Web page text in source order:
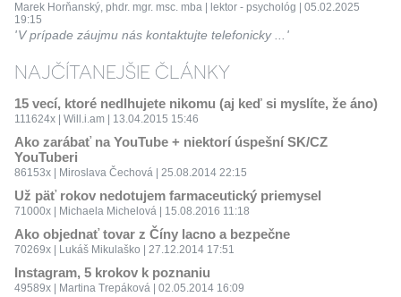
Marek Horňanský, phdr. mgr. msc. mba | lektor - psychológ | 05.02.2025
19:15
V prípade záujmu nás kontaktujte telefonicky ...
NAJČÍTANEJŠIE ČLÁNKY
15 vecí, ktoré nedlhujete nikomu (aj keď si myslíte, že áno)
111624x | Will.i.am | 13.04.2015 15:46
Ako zarábať na YouTube + niektorí úspešní SK/CZ
YouTuberi
86153x | Miroslava Čechová | 25.08.2014 22:15
Už päť rokov nedotujem farmaceutický priemysel
71000x | Michaela Michelová | 15.08.2016 11:18
Ako objednať tovar z Číny lacno a bezpečne
70269x | Lukáš Mikulaško | 27.12.2014 17:51
Instagram, 5 krokov k poznaniu
49589x | Martina Trepáková | 02.05.2014 16:09